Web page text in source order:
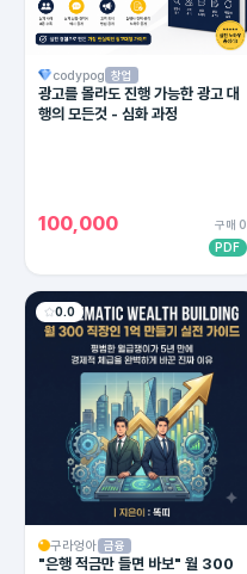
codypog 창업
광고를 몰라도 진행 가능한 광고 대
행의 모든것 - 심화 과정
100,000
구매 0
PDF
0.0
구라엉아 금융
"은행 적금만 들면 바보" 월 300